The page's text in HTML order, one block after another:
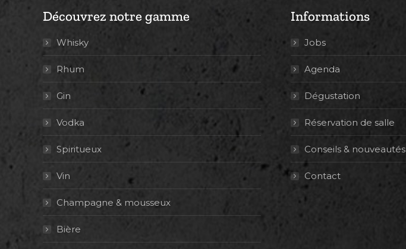
Découvrez notre gamme
Whisky
Rhum
Gin
Vodka
Spiritueux
Vin
Champagne & mousseux
Bière
Informations
Jobs
Agenda
Dégustation
Réservation de salle
Conseils & nouveautés
Contact